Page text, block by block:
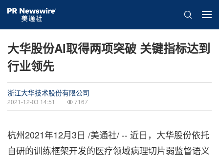
大华股份AI取得两项突破 关键指标达到
行业领先
浙江大华技术股份有限公司
2021-12-03 14:51 7167
杭州2021年12月3日 /美通社/ -- 近日，大华股份依托
自研的训练框架开发的医疗领域病理切片弱监督语义